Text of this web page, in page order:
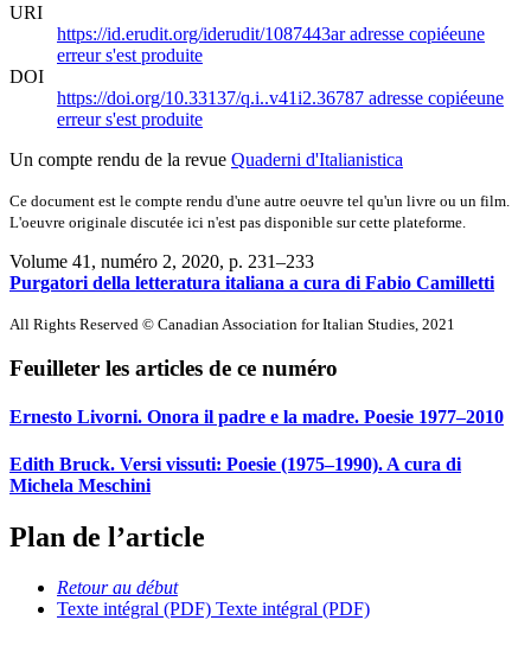
URI
https://id.erudit.org/iderudit/1087443aradresse copiéeune
erreur s'est produite
DOI
https://doi.org/10.33137/q.i..v41i2.36787 adresse copiéeune
erreur s'est produite
Un compte rendu de la revue Quaderni d'Italianistica
Ce document est le compte rendu d'une autre oeuvre tel qu'un livre ou un film.
L'oeuvre originale discutée ici n'est pas disponible sur cette plateforme.
Volume 41, numéro 2, 2020, p. 231–233
Purgatori della letteratura italiana a cura di Fabio Camilletti
All Rights Reserved © Canadian Association for Italian Studies, 2021
Feuilleter les articles de ce numéro
Ernesto Livorni. Onora il padre e la madre. Poesie 1977–2010
Edith Bruck. Versi vissuti: Poesie (1975–1990). A cura di
Michela Meschini
Plan de l’article
Retour au début
Texte intégral (PDF) Texte intégral (PDF)